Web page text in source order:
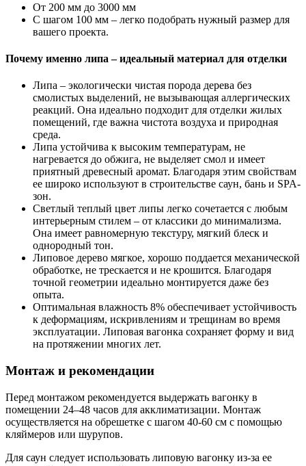
От 200 мм до 3000 мм
С шагом 100 мм – легко подобрать нужный размер для
вашего проекта.
Почему именно липа – идеальный материал для отделки
Липа – экологически чистая порода дерева без
смолистых выделений, не вызывающая аллергических
реакций. Она идеально подходит для отделки жилых
помещений, где важна чистота воздуха и природная
среда.
Липа устойчива к высоким температурам, не
нагревается до обжига, не выделяет смол и имеет
приятный древесный аромат. Благодаря этим свойствам
ее широко используют в строительстве саун, бань и SPA-
зон.
Светлый теплый цвет липы легко сочетается с любым
интерьерным стилем – от классики до минимализма.
Она имеет равномерную текстуру, мягкий блеск и
однородный тон.
Липовое дерево мягкое, хорошо поддается механической
обработке, не трескается и не крошится. Благодаря
точной геометрии идеально монтируется даже без
опыта.
Оптимальная влажность 8% обеспечивает устойчивость
к деформациям, искривлениям и трещинам во время
эксплуатации. Липовая вагонка сохраняет форму и вид
на протяжении многих лет.
Монтаж и рекомендации
Перед монтажом рекомендуется выдержать вагонку в
помещении 24–48 часов для акклиматизации. Монтаж
осуществляется на обрешетке с шагом 40-60 см с помощью
кляймеров или шурупов.
Для саун следует использовать липовую вагонку из-за ее